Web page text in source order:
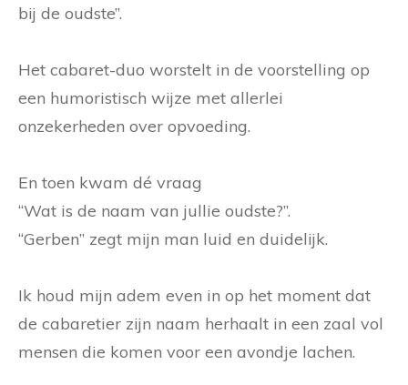
bij de oudste”.
Het cabaret-duo worstelt in de voorstelling op
een humoristisch wijze met allerlei
onzekerheden over opvoeding.
En toen kwam dé vraag
“Wat is de naam van jullie oudste?”.
“Gerben” zegt mijn man luid en duidelijk.
Ik houd mijn adem even in op het moment dat
de cabaretier zijn naam herhaalt in een zaal vol
mensen die komen voor een avondje lachen.